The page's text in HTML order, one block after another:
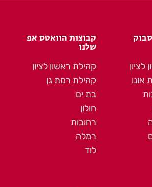
לציון
אונו
קבוצות הוואטס אפ
שלנו
קהילת ראשון לציון
קהילת רמת גן
בת ים
חולון
רחובות
רמלה
לוד